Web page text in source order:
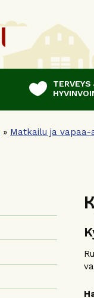
TERVEYS
» Matkailu ja vapaa-